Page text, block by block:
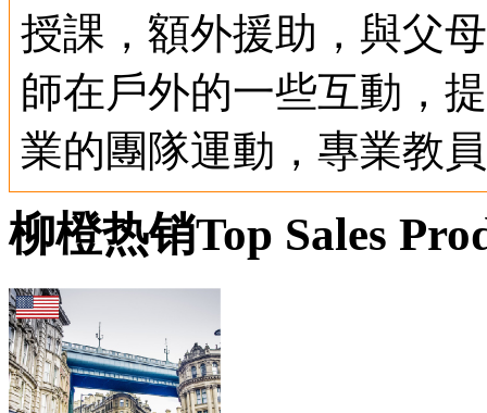
授課，額外援助，與父
師在戶外的一些互動，
業的團隊運動，專業教
柳橙热销Top Sales